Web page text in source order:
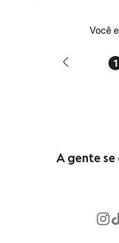
Você
1
A gente se